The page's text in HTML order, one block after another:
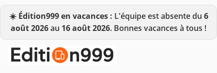
☀️ Édition999 en vacances : L'équipe est absente du 6
août 2026au 16 août 2026. Bonnes vacances à tous !